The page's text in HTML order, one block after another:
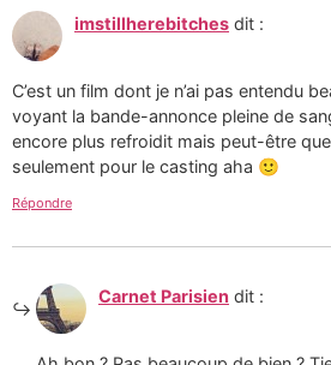
imstillherebitches dit :
C’est un film dont je n’ai pas entendu
voyant la bande-annonce pleine de
encore plus refroidit mais peut-être
seulement pour le casting aha 🙂
Répondre
Carnet Parisien dit :